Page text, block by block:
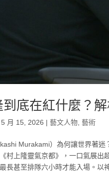
到底在紅什麼？
5 月 15, 2026 | 藝文人物 藝術
Murakami）為何讓世界著
村上隆靈氣京都》，一口氣展出
長甚至排隊六小時才能入場。以